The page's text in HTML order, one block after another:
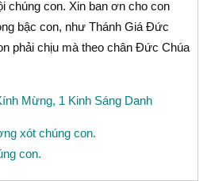
chúng con. Xin ban ơn cho con
bậc con, như Thánh Giá Ðức
phải chịu mà theo chân Ðức Chúa
Mừng, 1 Kinh Sáng Danh
xót chúng con.
con.